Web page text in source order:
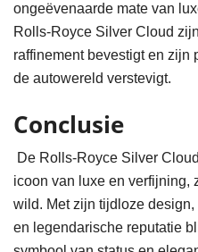
ongeëvenaarde mate van
Rolls-Royce Silver Cloud
raffinement bevestigt en zijn
de autowereld verstevigt.
Conclusie
De Rolls-Royce Silver
icoon van luxe en verfijning,
wild. Met zijn tijdloze
en legendarische reputatie